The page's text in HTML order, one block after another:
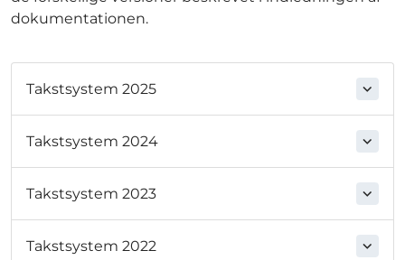
dokumentationen.
Takstsystem 2025
Takstsystem 2024
Takstsystem 2023
Takstsystem 2022